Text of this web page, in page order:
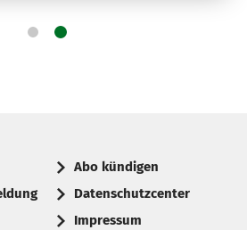
Abo kündigen
Datenschutzcenter
Impressum